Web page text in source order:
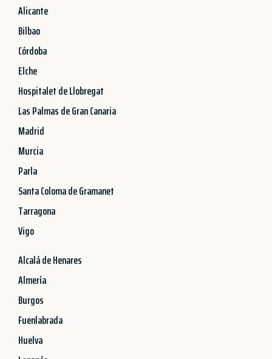
Alicante
Bilbao
Córdoba
Elche
Hospitalet de Llobregat
Las Palmas de Gran Canaria
Madrid
Murcia
Parla
Santa Coloma de Gramanet
Tarragona
Vigo
Alcalá de Henares
Almería
Burgos
Fuenlabrada
Huelva